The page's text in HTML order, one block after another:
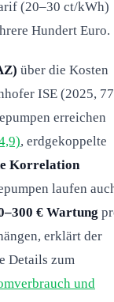
(20–30 ct/kWh)
Hundert Euro.
über die Kosten
ISE (2025, 77
erreichen
, erdgekoppelte
Korrelation
laufen
€ Wartung
erklärt der
Details zum
und